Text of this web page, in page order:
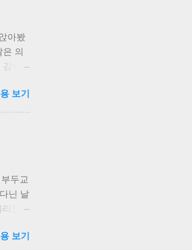
아봤
의
숙
데 이
서
해
음에
는게
의자
은
보기
두교
닌 날
리언스
짜긴
보기